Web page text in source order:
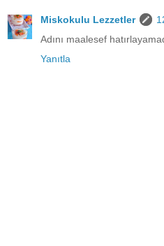
Miskokulu Lezzetler
Adını maalesef
Yanıtla